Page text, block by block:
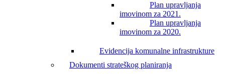
Plan upravljanja
imovinom za 2021.
Plan upravljanja
imovinom za 2020.
Evidencija komunalne infrastrukture
Dokumenti strateškog planiranja